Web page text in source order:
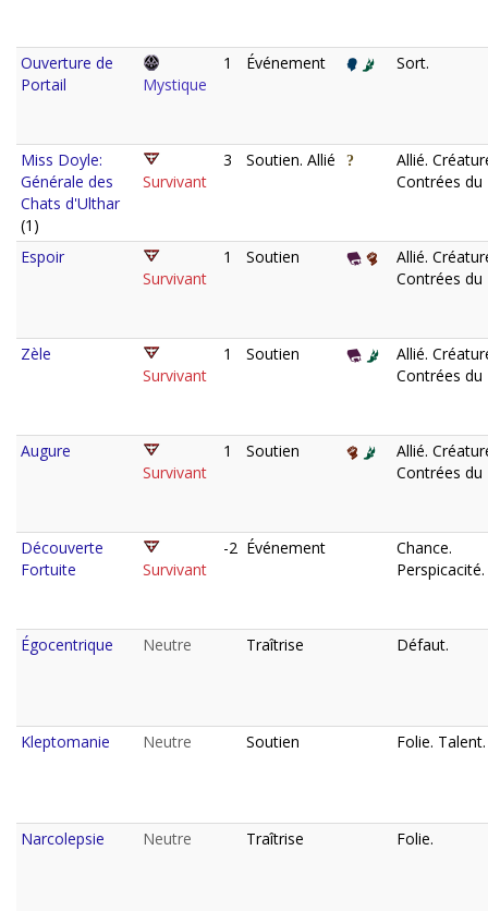
Ouverture de
Portail
Mystique
1 Événement Sort.
Miss Doyle:
Générale des
Chats d'Ulthar
(1)
Survivant
3 Soutien. Allié
Allié.
Contrées du
Espoir
Survivant
1 Soutien
Allié.
Contrées du
Zèle
Survivant
1 Soutien
Allié.
Contrées du
Augure
Survivant
1 Soutien
Allié.
Contrées du
Découverte
Fortuite
Survivant
-2 Événement
Chance.
Perspicacité.
Égocentrique Neutre Traîtrise Défaut.
Kleptomanie Neutre Soutien Folie. Talent.
Narcolepsie Neutre Traîtrise Folie.